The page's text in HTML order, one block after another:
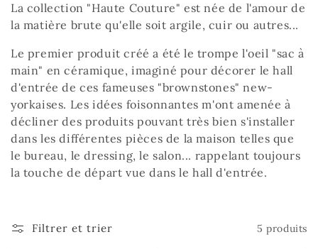
l
e
c
t
i
o
La collection "Haute Couture" est née de l'amour de
la matière brute qu'elle soit argile, cuir ou autres...
Le premier produit créé a été le trompe l'oeil "sac à
main" en céramique, imaginé pour décorer le hall
d'entrée de ces fameuses "brownstones" new-
yorkaises. Les idées foisonnantes m'ont amenée à
décliner des produits pouvant très bien s'installer
dans les différentes pièces de la maison telles que
le bureau, le dressing, le salon... rappelant toujours
la touche de départ vue dans le hall d'entrée.
Filtrer et trier 5 produits